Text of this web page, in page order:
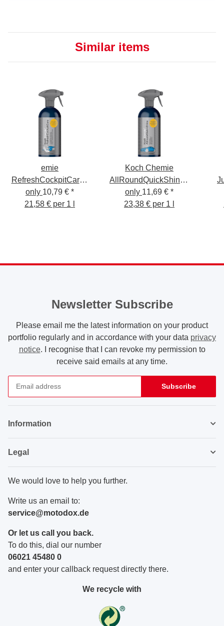
Similar items
emie
RefreshCockpitCare -
Cockpitpflege
seidenmatt 500ml
only 10,79 € *
21,58 € per 1 l
Koch Chemie
AllRoundQuickShine -
Finish Spray 500ml
only 11,69 € *
23,38 € per 1 l
Newsletter Subscribe
Please email me the latest information on your product
portfolio regularly and in accordance with your data privacy
notice. I recognise that I can revoke my permission to
receive said emails at any time.
Subscribe
Information
Legal
We would love to help you further.
Write us an email to:
service@motodox.de
Or let us call you back.
To do this, dial our number
06021 45480 0
and enter your callback request directly there.
We recycle with